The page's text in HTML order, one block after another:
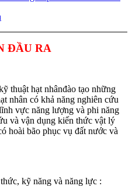
ĐẦU RA
thuật hạt nhânđào tạo những
nhân có khả năng nghiên cứu
vực năng lượng và phi năng
và vận dụng kiến thức vật lý
hoài bão phục vụ đất nước và
kỹ năng và năng lực :